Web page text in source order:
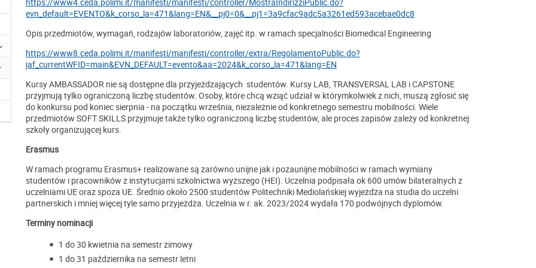
evn_default=EVENTO&k_corso_la=471&lang=EN&__pj0=0&__pj1=3a9cfac9adc5a3261ed593acebae0dc8
Opis przedmiotów, wymagań, rodzajów laboratoriów, zajęć itp. w ramach specjalności Biomedical Engineering
https://www8.ceda.polimi.it/manifesti/manifesti/controller/extra/RegolamentoPublic.do?
jaf_currentWFID=main&EVN_DEFAULT=evento&aa=2024&k_corso_la=471&lang=EN
Kursy AMBASSADOR nie są dostępne dla przyjeżdzających studentów. Kursy LAB, TRANSVERSAL LAB i CAPSTONE
przyjmują tylko ograniczoną liczbę studentów. Osoby, które chcą wziąć udział w którymkolwiek z nich, muszą zgłosić się
do konkursu pod koniec sierpnia - na początku września, niezależnie od konkretnego semestru mobilności. Wiele
przedmiotów SOFT SKILLS przyjmuje także tylko ograniczoną liczbę studentów, ale proces zapisów zależy od konkretnej
szkoły organizującej kurs.
Erasmus
W ramach programu Erasmus+ realizowane są zarówno unijne jak i pozaunijne mobilności w ramach wymiany
studentów i pracowników z instytucjami szkolnictwa wyższego (HEI). Uczelnia podpisała ok 600 umów bilateralnych z
uczelniami UE oraz spoza UE. Średnio około 2500 studentów Politechniki Mediolańskiej wyjeżdża na studia do uczelni
partnerskich i mniej więcej tyle samo przyjeżdża. Uczelnia w r. ak. 2023/2024 wydała 170 podwójnych dyplomów.
Terminy nominacji
1 do 30 kwietnia na semestr zimowy
1 do 31 października na semestr letni